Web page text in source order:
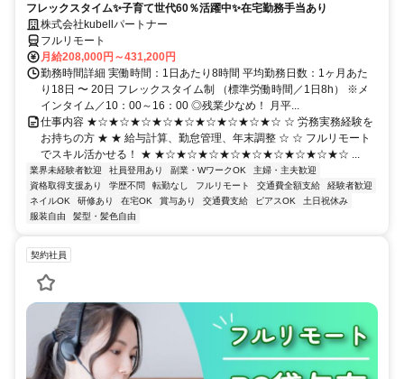
フレックスタイム✨子育て世代60％活躍中✨在宅勤務手当あり
株式会社kubellパートナー
フルリモート
月給208,000円～431,200円
勤務時間詳細 実働時間：1日あたり8時間 平均勤務日数：1ヶ月あた
り18日 〜 20日 フレックスタイム制 （標準労働時間／1日8h） ※メ
インタイム／10：00～16：00 ◎残業少なめ！ 月平...
仕事内容 ★☆★☆★☆★☆★☆★☆★☆★☆★☆ ☆ 労務実務経験を
お持ちの方 ★ ★ 給与計算、勤怠管理、年末調整 ☆ ☆ フルリモート
でスキル活かせる！ ★ ★☆★☆★☆★☆★☆★☆★☆★☆★☆ ...
業界未経験者歓迎 社員登用あり 副業・WワークOK
主婦・主夫歓迎
資格取得支援あり
学歴不問 転勤なし フルリモート 交通費全額支給
経験者歓迎
ネイルOK
研修あり 在宅OK 賞与あり 交通費支給 ピアスOK
土日祝休み
服装自由
髪型・髪色自由
契約社員